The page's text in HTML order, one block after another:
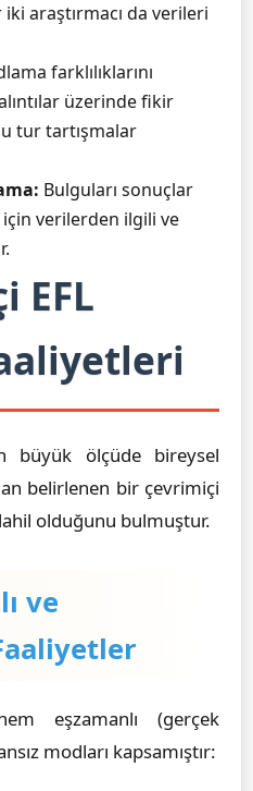
iki araştırmacı da verileri
farklılıklarını
üzerinde fikir
tur tartışmalar
Bulguları sonuçlar
verilerden ilgili ve
EFL
büyük ölçüde bireysel
belirlenen bir çevrimiçi
olduğunu bulmuştur.
ve
eşzamanlı (gerçek
modları kapsamıştır: